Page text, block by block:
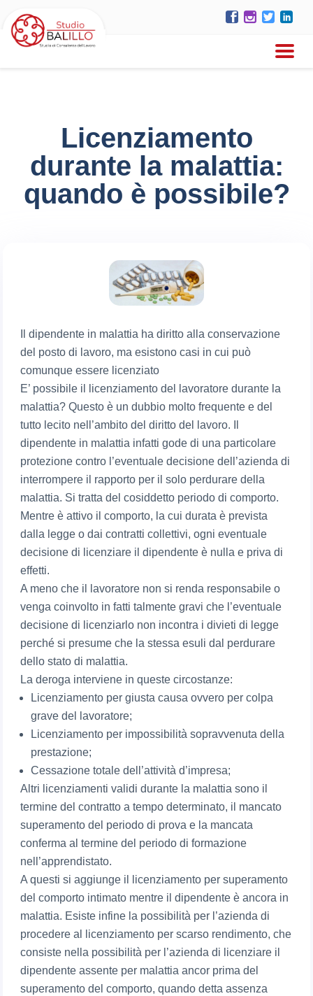
Licenziamento
durante la malattia:
quando è possibile?
Il dipendente in malattia ha diritto alla conservazione
del posto di lavoro, ma esistono casi in cui può
comunque essere licenziato
E’ possibile il licenziamento del lavoratore durante la
malattia? Questo è un dubbio molto frequente e del
tutto lecito nell’ambito del diritto del lavoro. Il
dipendente in malattia infatti gode di una particolare
protezione contro l’eventuale decisione dell’azienda di
interrompere il rapporto per il solo perdurare della
malattia. Si tratta del cosiddetto periodo di comporto.
Mentre è attivo il comporto, la cui durata è prevista
dalla legge o dai contratti collettivi, ogni eventuale
decisione di licenziare il dipendente è nulla e priva di
effetti.
A meno che il lavoratore non si renda responsabile o
venga coinvolto in fatti talmente gravi che l’eventuale
decisione di licenziarlo non incontra i divieti di legge
perché si presume che la stessa esuli dal perdurare
dello stato di malattia.
La deroga interviene in queste circostanze:
Licenziamento per giusta causa ovvero per colpa
grave del lavoratore;
Licenziamento per impossibilità sopravvenuta della
prestazione;
Cessazione totale dell’attività d’impresa;
Altri licenziamenti validi durante la malattia sono il
termine del contratto a tempo determinato, il mancato
superamento del periodo di prova e la mancata
conferma al termine del periodo di formazione
nell’apprendistato.
A questi si aggiunge il licenziamento per superamento
del comporto intimato mentre il dipendente è ancora in
malattia. Esiste infine la possibilità per l’azienda di
procedere al licenziamento per scarso rendimento, che
consiste nella possibilità per l’azienda di licenziare il
dipendente assente per malattia ancor prima del
superamento del comporto, quando detta assenza